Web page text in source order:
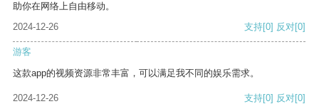
助你在网络上自由移动。
2024-12-26
支持[0] 反对[0]
游客
这款app的视频资源非常丰富，可以满足我不同的娱乐需求。
2024-12-26 支持[0] 反对[0]